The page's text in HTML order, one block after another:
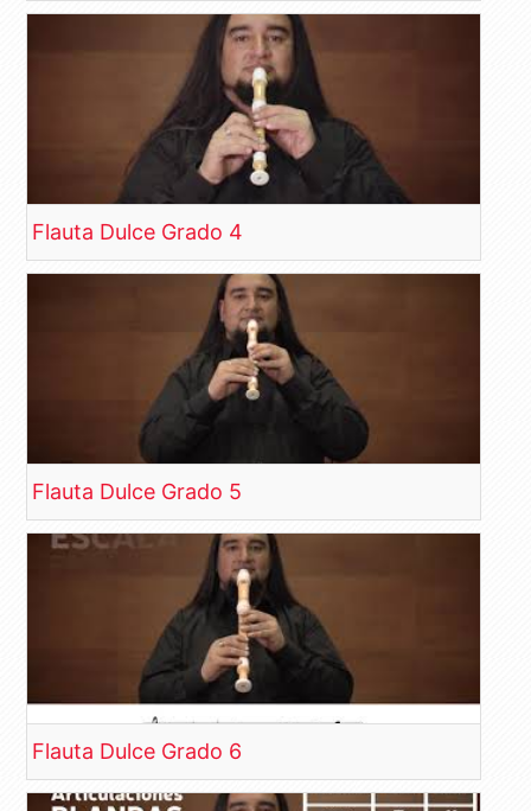
Flauta Dulce Grado 4
Flauta Dulce Grado 5
Flauta Dulce Grado 6